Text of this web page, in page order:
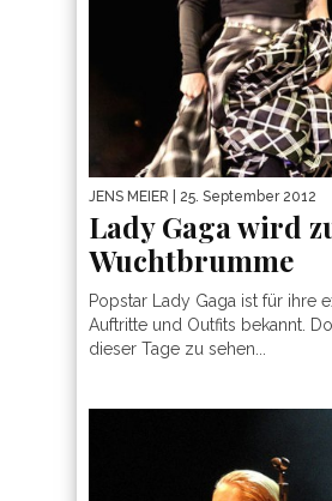
JENS MEIER | 25. September 2012
Lady Gaga wird
Wuchtbrumme
Popstar Lady Gaga ist für ihre
Auftritte und Outfits bekannt.
dieser Tage zu sehen...